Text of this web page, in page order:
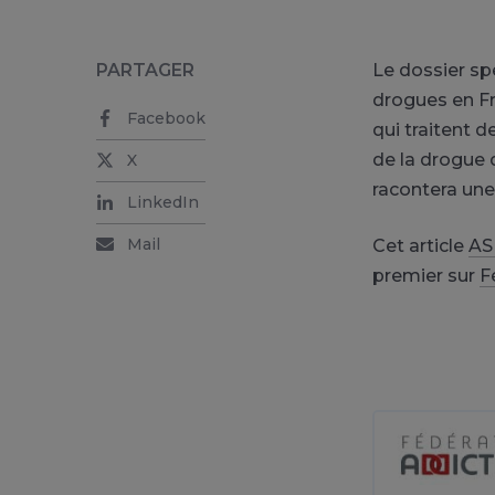
Le dossier
drogues en
qui traitent
de la drogue
racontera
Cet article
premier sur
PARTAGER
Facebook
X
LinkedIn
Mail